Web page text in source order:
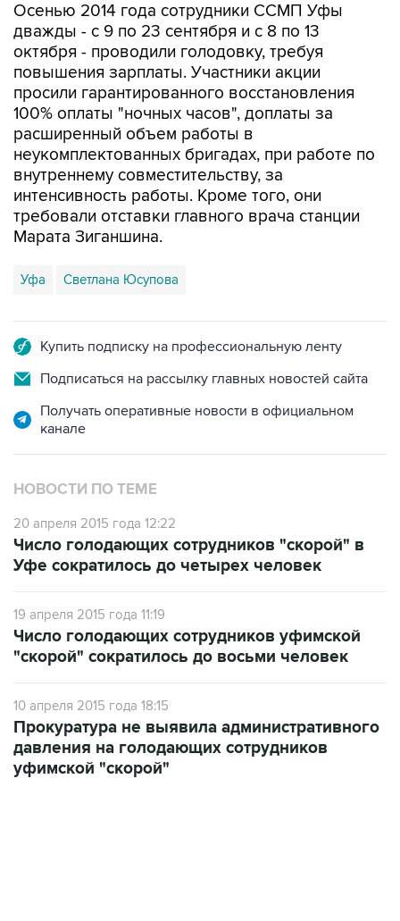
Осенью 2014 года сотрудники ССМП Уфы
дважды - с 9 по 23 сентября и с 8 по 13
октября - проводили голодовку, требуя
повышения зарплаты. Участники акции
просили гарантированного восстановления
100% оплаты "ночных часов", доплаты за
расширенный объем работы в
неукомплектованных бригадах, при работе по
внутреннему совместительству, за
интенсивность работы. Кроме того, они
требовали отставки главного врача станции
Марата Зиганшина.
Уфа Светлана Юсупова
Купить подписку на профессиональную ленту
Подписаться на рассылку главных новостей сайта
Получать оперативные новости в официальном
канале
НОВОСТИ ПО ТЕМЕ
20 апреля 2015 года 12:22
Число голодающих сотрудников "скорой" в
Уфе сократилось до четырех человек
19 апреля 2015 года 11:19
Число голодающих сотрудников уфимской
"скорой" сократилось до восьми человек
10 апреля 2015 года 18:15
Прокуратура не выявила административного
давления на голодающих сотрудников
уфимской "скорой"